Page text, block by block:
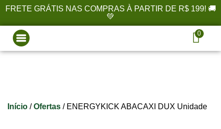
FRETE GRÁTIS NAS COMPRAS À PARTIR DE R$ 199! 🚚
💚
0
Início /Ofertas / ENERGYKICK ABACAXI DUX Unidade